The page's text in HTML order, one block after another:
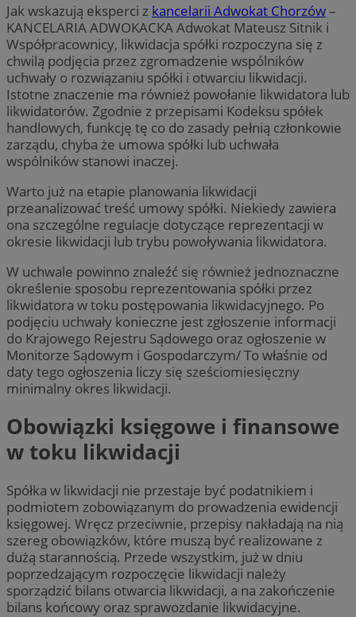
Jak wskazują eksperci z kancelarii Adwokat Chorzów–
KANCELARIA ADWOKACKA Adwokat Mateusz Sitnik i
Współpracownicy, likwidacja spółki rozpoczyna się z
chwilą podjęcia przez zgromadzenie wspólników
uchwały o rozwiązaniu spółki i otwarciu likwidacji.
Istotne znaczenie ma również powołanie likwidatora lub
likwidatorów. Zgodnie z przepisami Kodeksu spółek
handlowych, funkcję tę co do zasady pełnią członkowie
zarządu, chyba że umowa spółki lub uchwała
wspólników stanowi inaczej.
Warto już na etapie planowania likwidacji
przeanalizować treść umowy spółki. Niekiedy zawiera
ona szczególne regulacje dotyczące reprezentacji w
okresie likwidacji lub trybu powoływania likwidatora.
W uchwale powinno znaleźć się również jednoznaczne
określenie sposobu reprezentowania spółki przez
likwidatora w toku postępowania likwidacyjnego. Po
podjęciu uchwały konieczne jest zgłoszenie informacji
do Krajowego Rejestru Sądowego oraz ogłoszenie w
Monitorze Sądowym i Gospodarczym/ To właśnie od
daty tego ogłoszenia liczy się sześciomiesięczny
minimalny okres likwidacji.
Obowiązki księgowe i finansowe
w toku likwidacji
Spółka w likwidacji nie przestaje być podatnikiem i
podmiotem zobowiązanym do prowadzenia ewidencji
księgowej. Wręcz przeciwnie, przepisy nakładają na nią
szereg obowiązków, które muszą być realizowane z
dużą starannością. Przede wszystkim, już w dniu
poprzedzającym rozpoczęcie likwidacji należy
sporządzić bilans otwarcia likwidacji, a na zakończenie
bilans końcowy oraz sprawozdanie likwidacyjne.